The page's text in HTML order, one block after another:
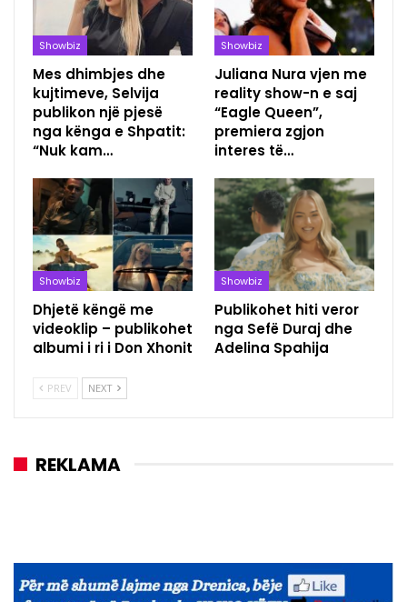
Showbiz
Mes dhimbjes dhe
kujtimeve, Selvija
publikon një pjesë
nga kënga e Shpatit:
“Nuk kam…
Showbiz
Juliana Nura vjen me
reality show-n e saj
“Eagle Queen”,
premiera zgjon
interes të…
Showbiz
Dhjetë këngë me
videoklip – publikohet
albumi i ri i Don Xhonit
Showbiz
Publikohet hiti veror
nga Sefë Duraj dhe
Adelina Spahija
PREV NEXT
REKLAMA